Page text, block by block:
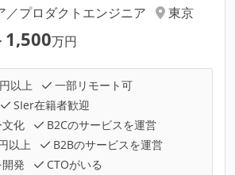
／プロダクトエンジニア
東京
1,500万円
以上
一部リモート可
SIer在籍者歓迎
化
B2Cのサービスを運営
以上
B2Bのサービスを運営
発
CTOがいる